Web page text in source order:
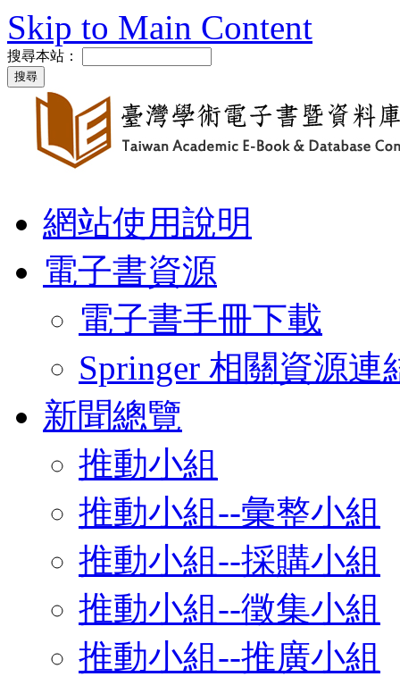
Skip to Main Content
搜尋本站：
網站使用說明
電子書資源
電子書手冊下載
Springer 相關資源連
新聞總覽
推動小組
推動小組--彙整小組
推動小組--採購小組
推動小組--徵集小組
推動小組--推廣小組